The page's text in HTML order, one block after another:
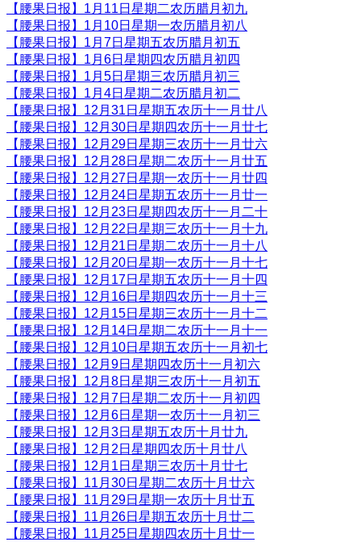
【腰果日报】1月11日星期二农历腊月初九
【腰果日报】1月10日星期一农历腊月初八
【腰果日报】1月7日星期五农历腊月初五
【腰果日报】1月6日星期四农历腊月初四
【腰果日报】1月5日星期三农历腊月初三
【腰果日报】1月4日星期二农历腊月初二
【腰果日报】12月31日星期五农历十一月廿八
【腰果日报】12月30日星期四农历十一月廿七
【腰果日报】12月29日星期三农历十一月廿六
【腰果日报】12月28日星期二农历十一月廿五
【腰果日报】12月27日星期一农历十一月廿四
【腰果日报】12月24日星期五农历十一月廿一
【腰果日报】12月23日星期四农历十一月二十
【腰果日报】12月22日星期三农历十一月十九
【腰果日报】12月21日星期二农历十一月十八
【腰果日报】12月20日星期一农历十一月十七
【腰果日报】12月17日星期五农历十一月十四
【腰果日报】12月16日星期四农历十一月十三
【腰果日报】12月15日星期三农历十一月十二
【腰果日报】12月14日星期二农历十一月十一
【腰果日报】12月10日星期五农历十一月初七
【腰果日报】12月9日星期四农历十一月初六
【腰果日报】12月8日星期三农历十一月初五
【腰果日报】12月7日星期二农历十一月初四
【腰果日报】12月6日星期一农历十一月初三
【腰果日报】12月3日星期五农历十月廿九
【腰果日报】12月2日星期四农历十月廿八
【腰果日报】12月1日星期三农历十月廿七
【腰果日报】11月30日星期二农历十月廿六
【腰果日报】11月29日星期一农历十月廿五
【腰果日报】11月26日星期五农历十月廿二
【腰果日报】11月25日星期四农历十月廿一